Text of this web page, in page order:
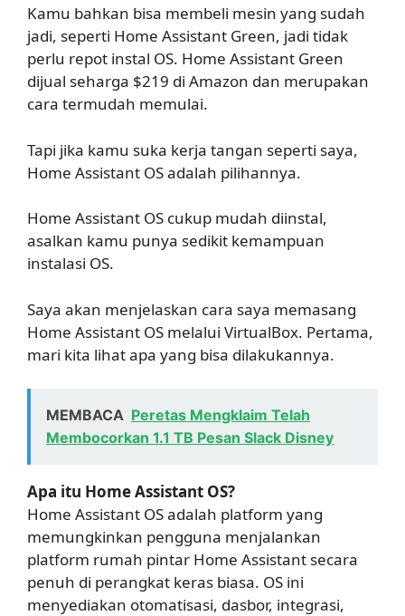
Kamu bahkan bisa membeli mesin yang sudah
jadi, seperti Home Assistant Green, jadi tidak
perlu repot instal OS. Home Assistant Green
dijual seharga $219 di Amazon dan merupakan
cara termudah memulai.
Tapi jika kamu suka kerja tangan seperti saya,
Home Assistant OS adalah pilihannya.
Home Assistant OS cukup mudah diinstal,
asalkan kamu punya sedikit kemampuan
instalasi OS.
Saya akan menjelaskan cara saya memasang
Home Assistant OS melalui VirtualBox. Pertama,
mari kita lihat apa yang bisa dilakukannya.
MEMBACA Peretas Mengklaim Telah
Membocorkan 1.1 TB Pesan Slack Disney
Apa itu Home Assistant OS?
Home Assistant OS adalah platform yang
memungkinkan pengguna menjalankan
platform rumah pintar Home Assistant secara
penuh di perangkat keras biasa. OS ini
menyediakan otomatisasi, dasbor, integrasi,